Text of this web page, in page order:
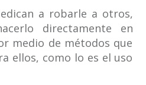
a robarle a otros,
directamente en
medio de métodos que
ellos, como lo es el uso